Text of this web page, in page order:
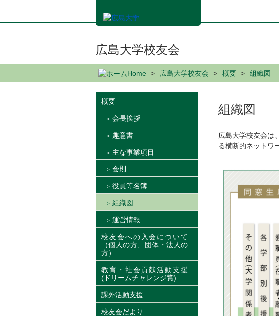
ン
広島大学校友会
Home 広島大学校友会 概要 組織図
組織図
広島大学校友会は
る横断的ネットワ
概要
会長挨拶
趣意書
主な事業項目
会則
役員等名簿
組織図
運営情報
校友会への入会について
（個人の方、団体・法人の
方）
教育・社会貢献活動支援
(ドリームチャレンジ賞)
課外活動支援
校友会だより